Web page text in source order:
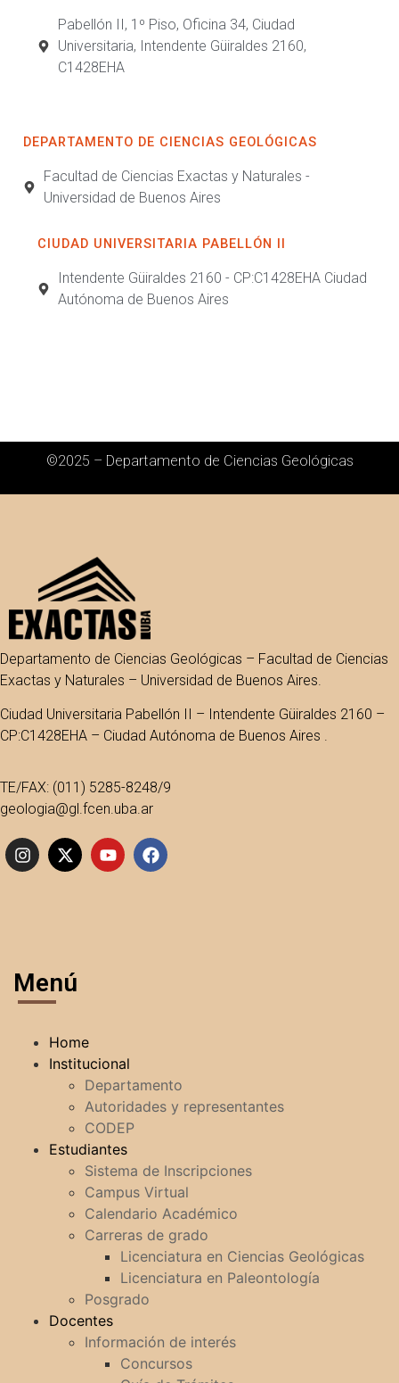
Pabellón II, 1º Piso, Oficina 34, Ciudad
Universitaria, Intendente Güiraldes 2160,
C1428EHA
DEPARTAMENTO DE CIENCIAS GEOLÓGICAS
Facultad de Ciencias Exactas y Naturales -
Universidad de Buenos Aires
CIUDAD UNIVERSITARIA PABELLÓN II
Intendente Güiraldes 2160 - CP:C1428EHA Ciudad
Autónoma de Buenos Aires
©2025 – Departamento de Ciencias Geológicas
Departamento de Ciencias Geológicas – Facultad de Ciencias
Exactas y Naturales – Universidad de Buenos Aires.
Ciudad Universitaria Pabellón II – Intendente Güiraldes 2160 –
CP:C1428EHA – Ciudad Autónoma de Buenos Aires .
TE/FAX: (011) 5285-8248/9
geologia@gl.fcen.uba.ar
Menú
Home
Institucional
Departamento
Autoridades y representantes
CODEP
Estudiantes
Sistema de Inscripciones
Campus Virtual
Calendario Académico
Carreras de grado
Licenciatura en Ciencias Geológicas
Licenciatura en Paleontología
Posgrado
Docentes
Información de interés
Concursos